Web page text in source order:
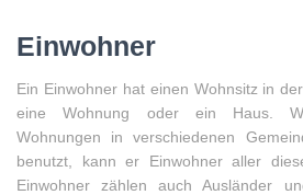
Einwohner
Ein Einwohner hat einen Wohnsitz in
eine Wohnung oder ein Haus.
Wohnungen in verschiedenen
benutzt, kann er Einwohner aller
Einwohner zählen auch Ausländer